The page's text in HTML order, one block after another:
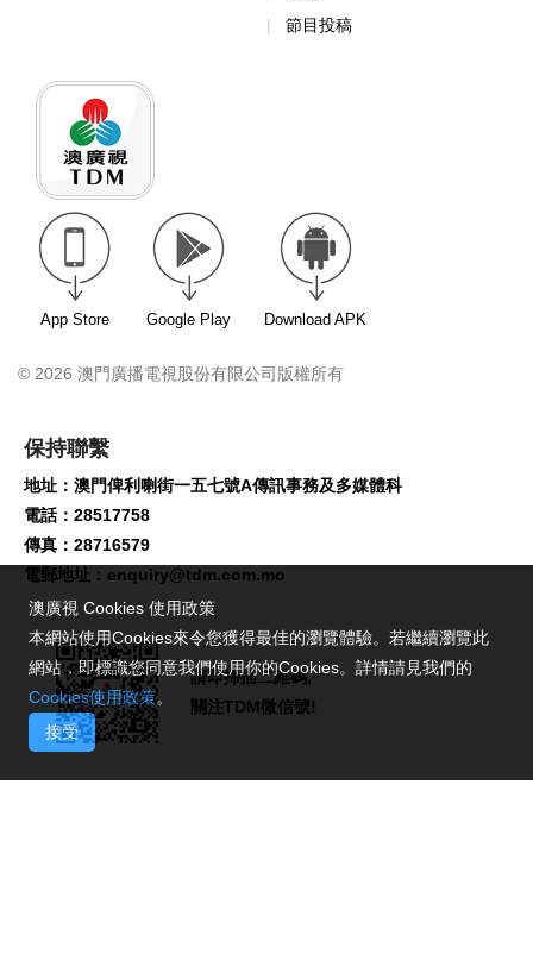
節目投稿
App Store Google Play Download APK
© 2026 澳門廣播電視股份有限公司版權所有
保持聯繫
地址：澳門俾利喇街一五七號A傳訊事務及多媒體科
電話：28517758
傳真：28716579
電郵地址： enquiry@tdm.com.mo
請即掃描二維碼,
關注TDM微信號!
澳廣視 Cookies 使用政策
本網站使用Cookies來令您獲得最佳的瀏覽體驗。若繼續瀏覽此
網站，即標識您同意我們使用你的Cookies。詳情請見我們的
Cookies使用政策。
接受